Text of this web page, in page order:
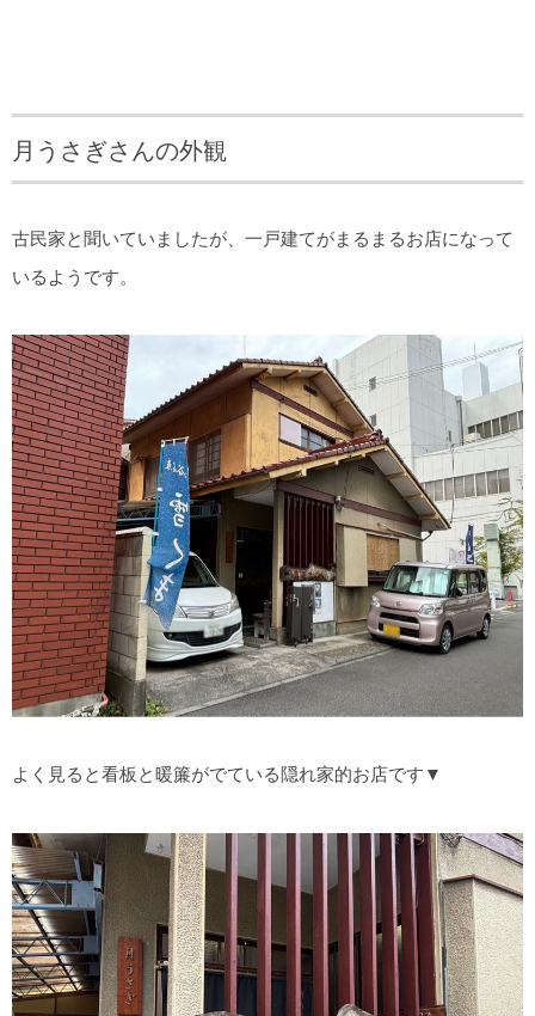
月うさぎさんの外観
古民家と聞いていましたが、一戸建てがまるまるお店になって
いるようです。
よく見ると看板と暖簾がでている隠れ家的お店です▼